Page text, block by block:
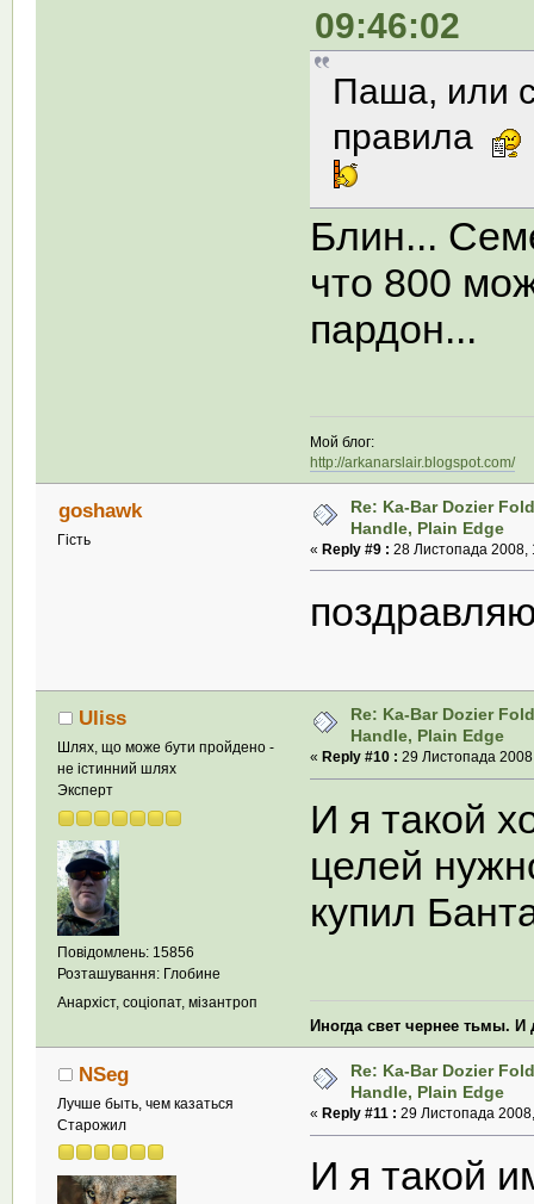
09:46:02
Паша, или
правила
Блин...
что 800
пардон...
Мой блог:
http://arkanarslair.blogspot.com/
goshawk
Гість
Re: Ka-Bar Dozier
Handle, Plain Edge
«Reply #9 : 28 Листопада 2008,
Uliss
Шлях, що може бути пройдено -
не істинний шлях
Эксперт
Повідомлень: 15856
Розташування: Глобине
Анархіст, соціопат, мізантроп
Re: Ka-Bar Dozier
Handle, Plain Edge
« Reply #10 : 29 Листопада
И я такой
целей
купил
Иногда свет чернее тьмы.
NSeg
Лучше быть, чем казаться
Старожил
Re: Ka-Bar Dozier
Handle, Plain Edge
« Reply #11 : 29 Листопада
И я такой